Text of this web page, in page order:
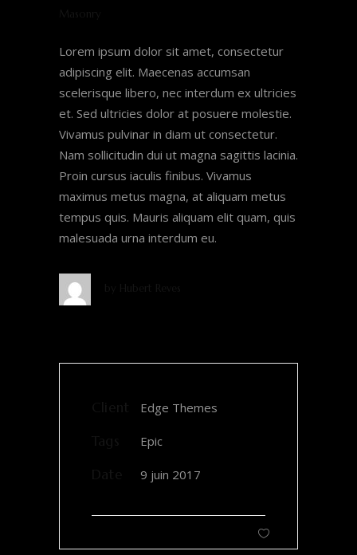
Lorem ipsum dolor sit amet, consectetur
adipiscing elit. Maecenas accumsan
scelerisque libero, nec interdum ex ultricies
et. Sed ultricies dolor at posuere molestie.
Vivamus pulvinar in diam ut consectetur.
Nam sollicitudin dui ut magna sagittis lacinia.
Proin cursus iaculis finibus. Vivamus
maximus metus magna, at aliquam metus
tempus quis. Mauris aliquam elit quam, quis
malesuada urna interdum eu.
Edge Themes
Epic
9 juin 2017